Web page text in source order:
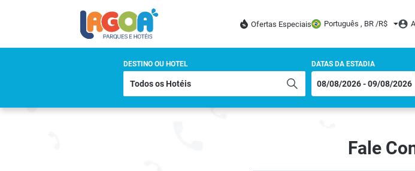
Ofertas Especiais Português , BR /R$
DESTINO OU HOTEL DATAS DA ESTADIA
Fale